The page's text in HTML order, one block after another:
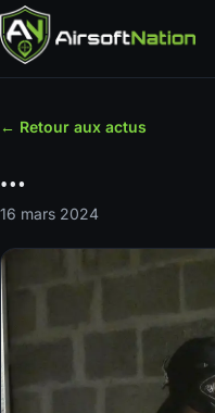
← Retour aux actus
…
16 mars 2024